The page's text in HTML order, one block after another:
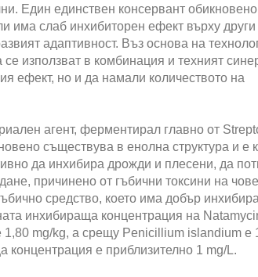
Един единствен консервант
слаб инхибиторен ефект върху други
адаптивност. Въз основа на
използват в комбинация и техният
ефект, но и да намали количеството на
агент, ферментирал главно от
съществува в енолна структура и е
да инхибира дрожди и плесени, да
причинено от гъбични токсини на
средство, което има добър
инхибираща концентрация на
mg/kg, а срещу Penicillium islandium е
концентрация е приблизително 1 mg/L.